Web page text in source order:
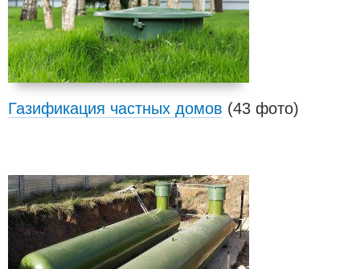
Газификация частных домов (43 фото)